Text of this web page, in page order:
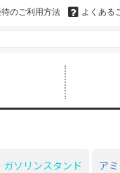
のご利用方法 よくある
ガソリンスタンド ア